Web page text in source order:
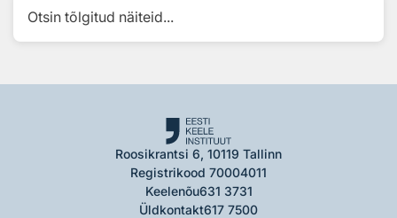
Otsin tõlgitud näiteid...
Roosikrantsi 6, 10119 Tallinn
Registrikood 70004011
Keelenõu631 3731
Üldkontakt617 7500